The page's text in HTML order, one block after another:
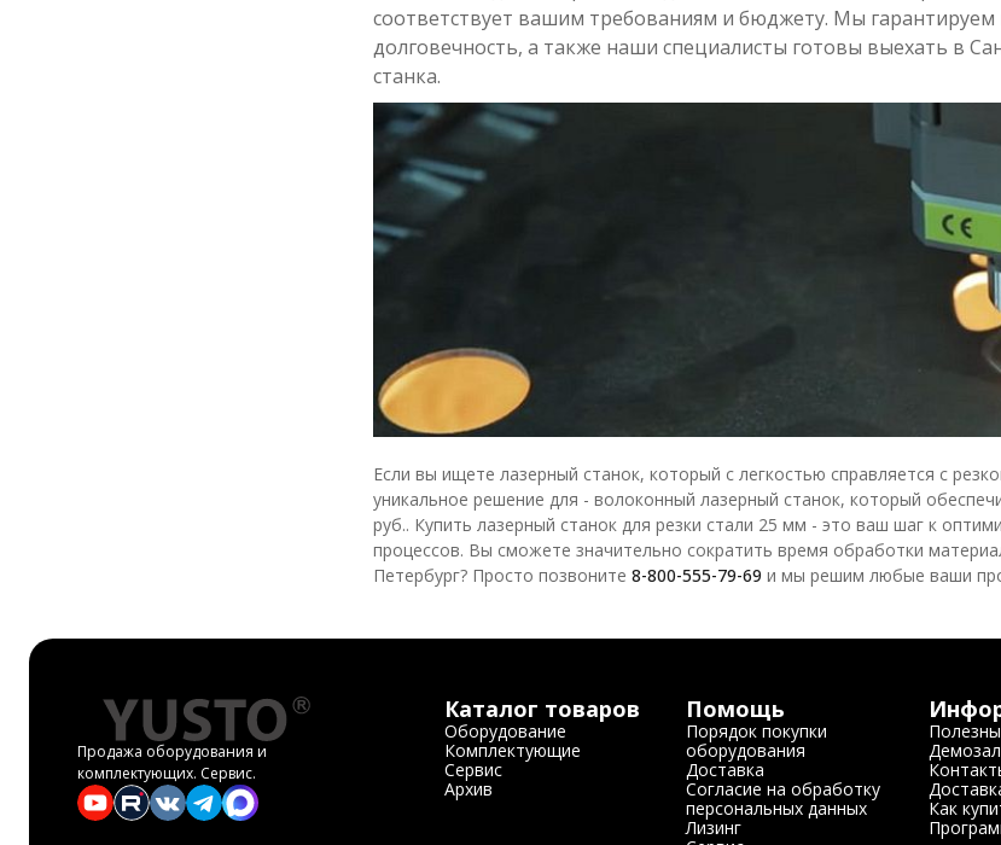
соответствует вашим требованиям и бюджету. Мы
долговечность, а также наши специалисты готовы выехать в
станка.
Если вы ищете лазерный станок, который с легкостью справляется с
уникальное решение для - волоконный лазерный станок, который
руб.. Купить лазерный станок для резки стали 25 мм - это ваш шаг к
процессов. Вы сможете значительно сократить время обработки
Петербург? Просто позвоните 8-800-555-79-69 и мы решим любые ваши
Продажа оборудования и
комплектующих. Сервис.
Каталог товаров
Оборудование
Комплектующие
Сервис
Архив
Помощь
Порядок покупки
оборудования
Доставка
Согласие на обработку
персональных данных
Лизинг
Демозал
Как